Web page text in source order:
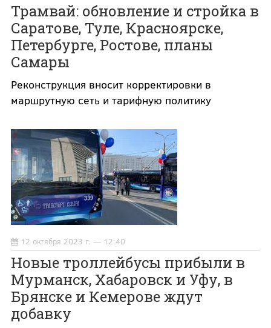
Трамвай: обновление и стройка в
Саратове, Туле, Красноярске,
Петербурге, Ростове, планы
Самары
Реконструкция вносит корректировки в
маршрутную сеть и тарифную политику
12 октября 2023 г. — 12:40
Новые троллейбусы прибыли в
Мурманск, Хабаровск и Уфу, в
Брянске и Кемерове ждут
добавку